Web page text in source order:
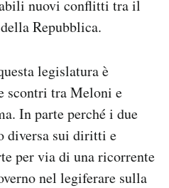
nuovi conflitti tra il
Repubblica.
legislatura è
scontri tra Meloni e
In parte perché i due
diversa sui diritti e
per via di una ricorrente
nel legiferare sulla